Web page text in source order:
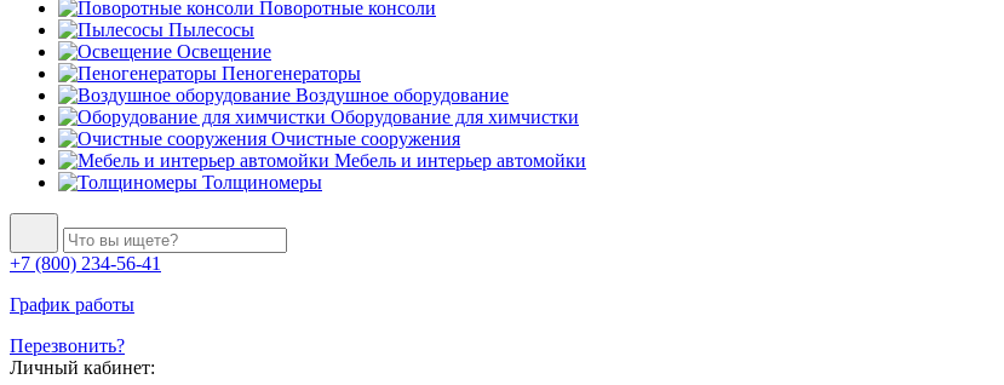
Поворотные консоли
Пылесосы
Освещение
Пеногенераторы
Воздушное оборудование
Оборудование для химчистки
Очистные сооружения
Мебель и интерьер автомойки
Толщиномеры
+7 (800) 234-56-41
График работы
Перезвонить?
Личный кабинет: